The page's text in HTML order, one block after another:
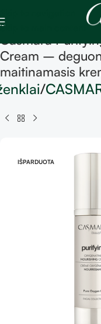
Skip to main content
Casmara
Cream –
maitinamasis
IŠPARDUOTA